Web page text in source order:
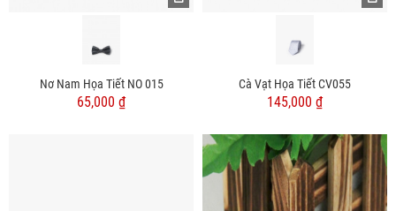
Nơ Nam Họa Tiết NO 015
65,000 ₫
Cà Vạt Họa Tiết CV055
145,000 ₫